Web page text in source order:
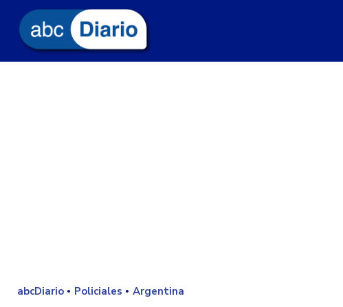
abcDiario Policiales Argentina